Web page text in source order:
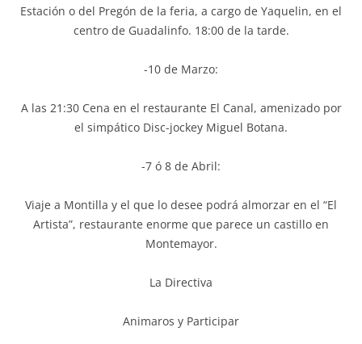
Estación o del Pregón de la feria, a cargo de Yaquelin, en el
centro de Guadalinfo. 18:00 de la tarde.
-10 de Marzo:
A las 21:30 Cena en el restaurante El Canal, amenizado por
el simpático Disc-jockey Miguel Botana.
-7 ó 8 de Abril:
Viaje a Montilla y el que lo desee podrá almorzar en el “El
Artista”, restaurante enorme que parece un castillo en
Montemayor.
La Directiva
Animaros y Participar